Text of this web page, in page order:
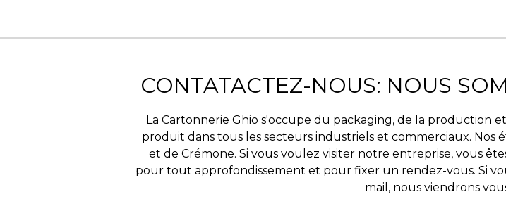
CONTATACTEZ-NOUS: NOUS
La Cartonnerie Ghio s'occupe du packaging, de la production
produit dans tous les secteurs industriels et commerciaux. Nos
et de Crémone. Si vous voulez visiter notre entreprise, vous
pour tout approfondissement et pour fixer un rendez-vous. Si
mail, nous viendrons